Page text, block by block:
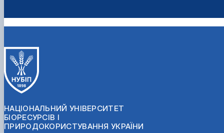
НАЦІОНАЛЬНИЙ УНІВЕРСИТЕТ
БІОРЕСУРСІВ І
ПРИРОДОКОРИСТУВАННЯ УКРАЇНИ